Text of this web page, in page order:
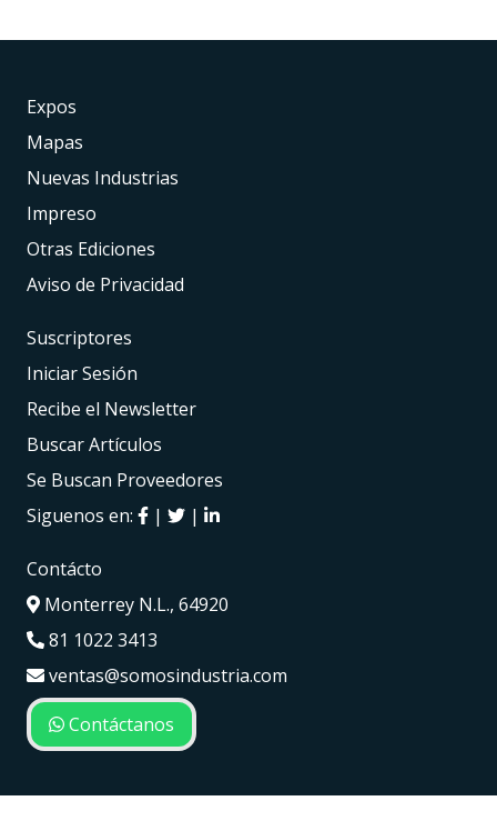
Expos
Mapas
Nuevas Industrias
Impreso
Otras Ediciones
Aviso de Privacidad
Suscriptores
Iniciar Sesión
Recibe el Newsletter
Buscar Artículos
Se Buscan Proveedores
Siguenos en:
| |
Contácto
Monterrey N.L., 64920
81 1022 3413
ventas@somosindustria.com
Contáctanos